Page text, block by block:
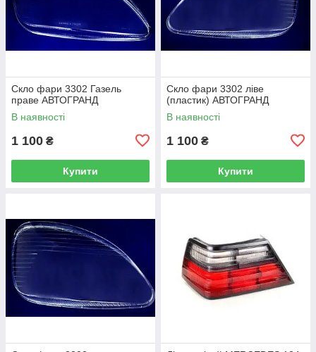
Скло фари 3302 Газель
праве АВТОГРАНД
В наявності
1 100 ₴
Купити
Скло фари 3302 ліве
(пластик) АВТОГРАНД
В наявності
1 100 ₴
Купити